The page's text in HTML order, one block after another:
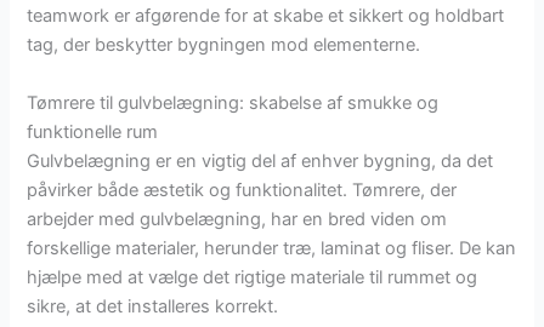
teamwork er afgørende for at skabe et sikkert og holdbart
tag, der beskytter bygningen mod elementerne.
Tømrere til gulvbelægning: skabelse af smukke og
funktionelle rum
Gulvbelægning er en vigtig del af enhver bygning, da det
påvirker både æstetik og funktionalitet. Tømrere, der
arbejder med gulvbelægning, har en bred viden om
forskellige materialer, herunder træ, laminat og fliser. De kan
hjælpe med at vælge det rigtige materiale til rummet og
sikre, at det installeres korrekt.